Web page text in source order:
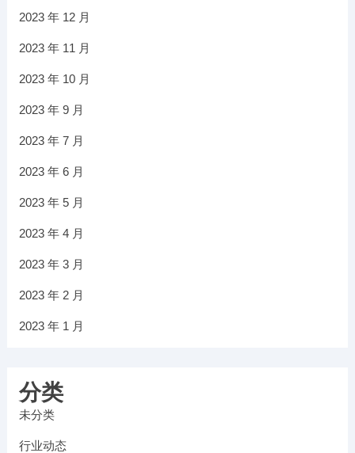
2023 年 12 月
2023 年 11 月
2023 年 10 月
2023 年 9 月
2023 年 7 月
2023 年 6 月
2023 年 5 月
2023 年 4 月
2023 年 3 月
2023 年 2 月
2023 年 1 月
分类
未分类
行业动态